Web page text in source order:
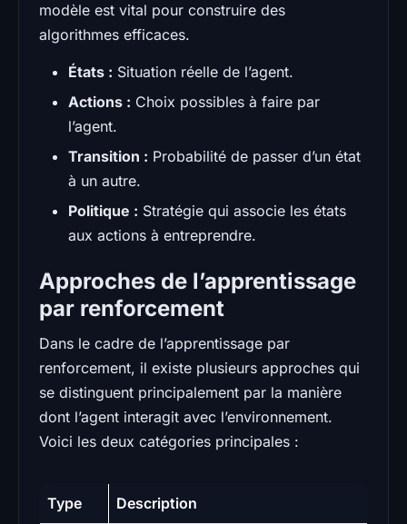
modèle est vital pour construire des
algorithmes efficaces.
États : Situation réelle de l’agent.
Actions : Choix possibles à faire par
l’agent.
Transition : Probabilité de passer d’un état
à un autre.
Politique : Stratégie qui associe les états
aux actions à entreprendre.
Approches de l’apprentissage
par renforcement
Dans le cadre de l’apprentissage par
renforcement, il existe plusieurs approches qui
se distinguent principalement par la manière
dont l’agent interagit avec l’environnement.
Voici les deux catégories principales :
Type Description